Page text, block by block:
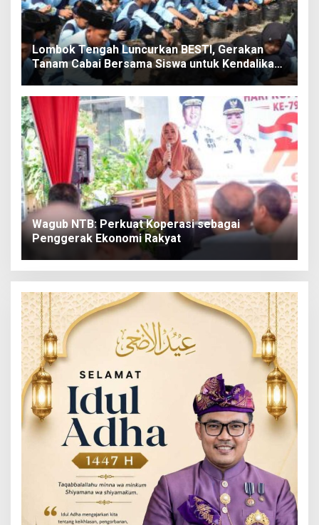
Lombok Tengah Luncurkan BESTI, Gerakan
Tanam Cabai Bersama Siswa untuk Kendalikan
Inflasi
Wagub NTB: Perkuat Koperasi sebagai
Penggerak Ekonomi Rakyat